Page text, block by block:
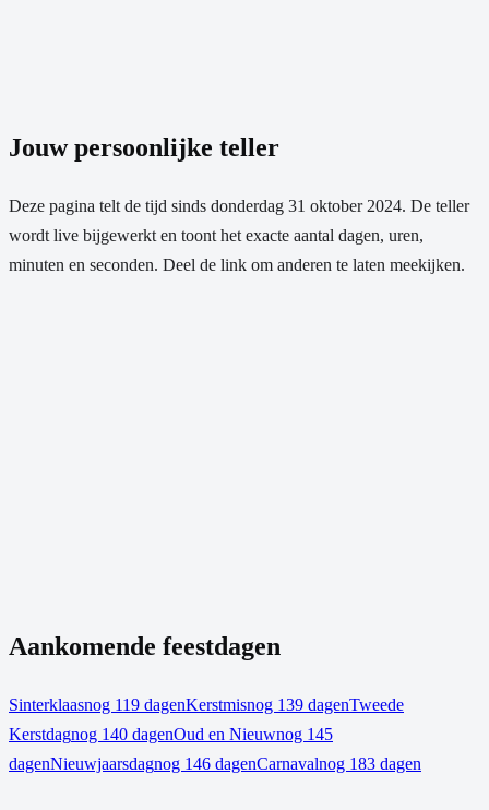
Jouw persoonlijke teller
Deze pagina telt de tijd sinds donderdag 31 oktober 2024. De teller
wordt live bijgewerkt en toont het exacte aantal dagen, uren,
minuten en seconden. Deel de link om anderen te laten meekijken.
Aankomende feestdagen
Sinterklaasnog 119 dagenKerstmisnog 139 dagenTweede
Kerstdagnog 140 dagenOud en Nieuwnog 145
dagenNieuwjaarsdagnog 146 dagenCarnavalnog 183 dagen